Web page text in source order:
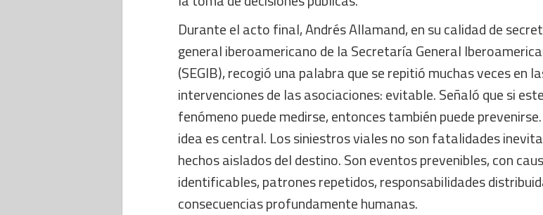
Durante el acto final, Andrés Allamand, en su calidad de
general iberoamericano de la Secretaría General
(SEGIB), recogió una palabra que se repitió muchas veces en
intervenciones de las asociaciones: evitable. Señaló que si este
fenómeno puede medirse, entonces también puede
idea es central. Los siniestros viales no son fatalidades
hechos aislados del destino. Son eventos prevenibles, con
identificables, patrones repetidos, responsabilidades
consecuencias profundamente humanas.